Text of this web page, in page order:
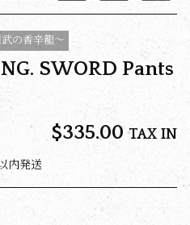
の香辛龍～
SWORD Pants
$‌335.00TAX IN
内発送